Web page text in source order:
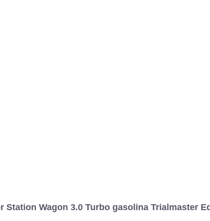
Station Wagon 3.0 Turbo gasolina Trialmaster